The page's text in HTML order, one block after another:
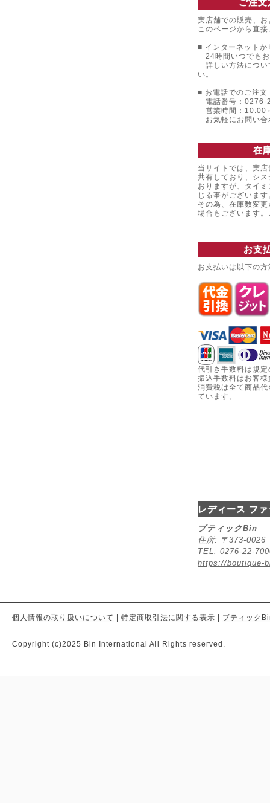
ご注
実店舗での販売、
このページから直
■ インターネットか
24時間いつでも
詳しい方法につい
い。
■ お電話でのご注文
電話番号：0276-
営業時間：10:00
お気軽にお問い合
在
当サイトでは、実
共有しており、シ
おりますが、タイ
じる事がございます
その為、在庫数変
場合もございます
お支
お支払いは以下の
代引き手数料は規
振込手数料はお客
消費税は全て商品
ています。
レディース フ
ブティックBin
住所: 〒373-
TEL: 0276-22-
https://boutique-
個人情報の取り扱いについて 特定商取引法に関する表示 ブティック
Copyright (c)2025 Bin International All Rights reserved.